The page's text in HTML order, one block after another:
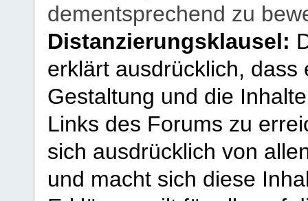
dementsprechend zu
Distanzierungsklausel:
erklärt ausdrücklich,
Gestaltung und die
Links des Forums zu
sich ausdrücklich von
und macht sich diese